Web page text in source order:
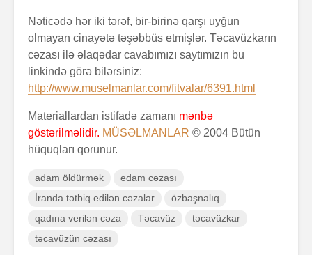
Nəticədə hər iki tərəf, bir-birinə qarşı uyğun
olmayan cinayətə təşəbbüs etmişlər. Təcavüzkarın
cəzası ilə əlaqədar cavabımızı saytımızın bu
linkində görə bilərsiniz:
http://www.muselmanlar.com/fitvalar/6391.html
Materiallardan istifadə zamanı mənbə
göstərilməlidir. MÜSƏLMANLAR © 2004 Bütün
hüquqları qorunur.
adam öldürmək
edam cəzası
İranda tətbiq edilən cəzalar
özbaşnalıq
qadına verilən cəza
Təcavüz
təcavüzkar
təcavüzün cəzası